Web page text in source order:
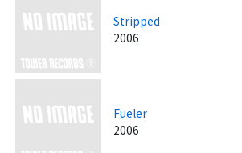
Stripped
2006
Fueler
2006